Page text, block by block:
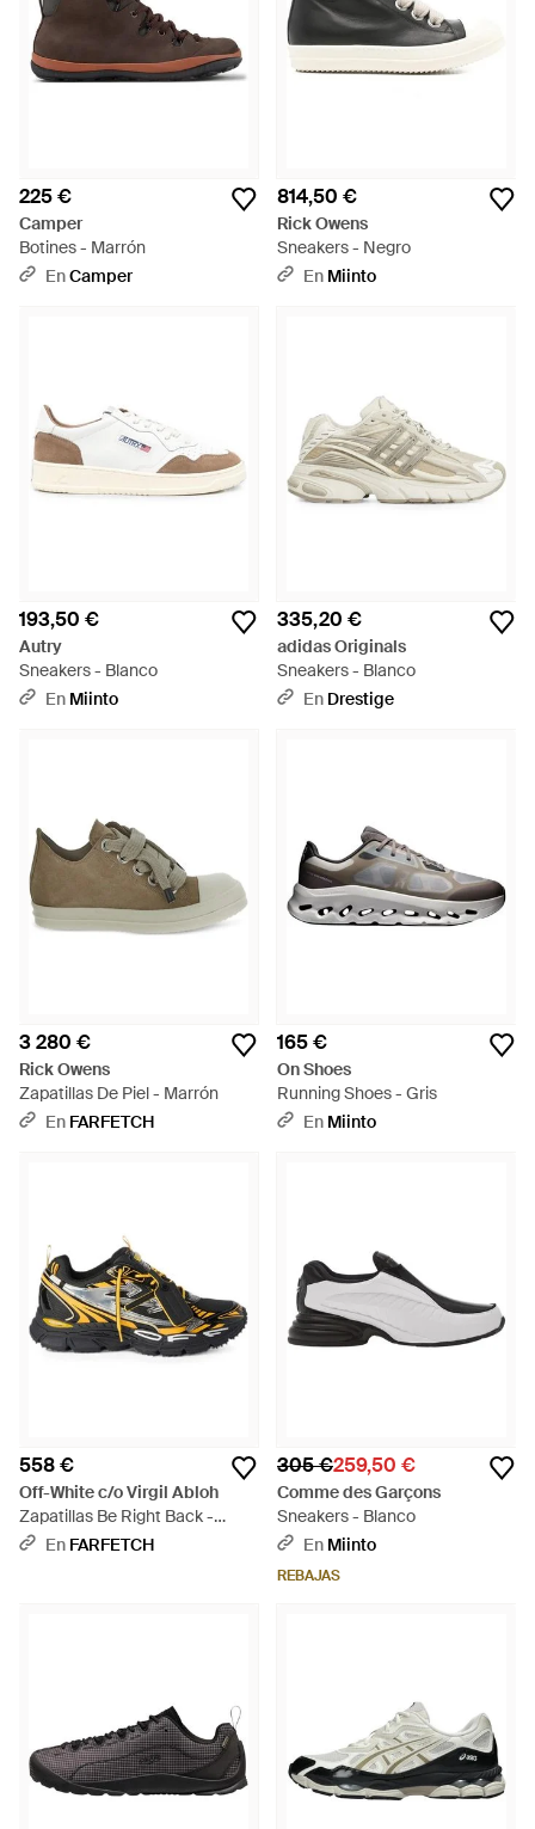
225 €
Camper
Botines - Marrón
EnCamper
814,50 €
Rick Owens
Sneakers - Negro
En Miinto
193,50 €
Autry
Sneakers - Blanco
En Miinto
335,20 €
adidas Originals
Sneakers - Blanco
En Drestige
3 280 €
Rick Owens
Zapatillas De Piel - Marrón
En FARFETCH
165 €
On Shoes
Running Shoes - Gris
En Miinto
558 €
Off-White c/o Virgil Abloh
Zapatillas Be Right Back -
Verde
En FARFETCH
305 €259,50 €
Comme des Garçons
Sneakers - Blanco
En Miinto
REBAJAS